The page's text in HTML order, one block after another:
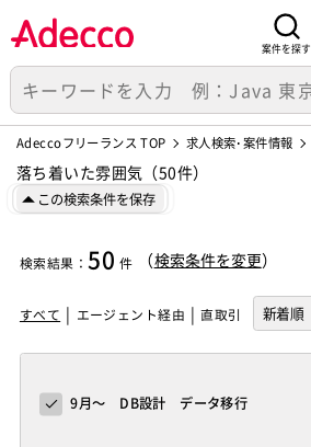
案件を探す
Adeccoフリーランス TOP 求人検索･案件情報
落ち着いた雰囲気（50件）
この検索条件を保存
検索結果 ：50 件 （検索条件を変更）
すべて エージェント経由 直取引
9月～ DB設計 データ移行